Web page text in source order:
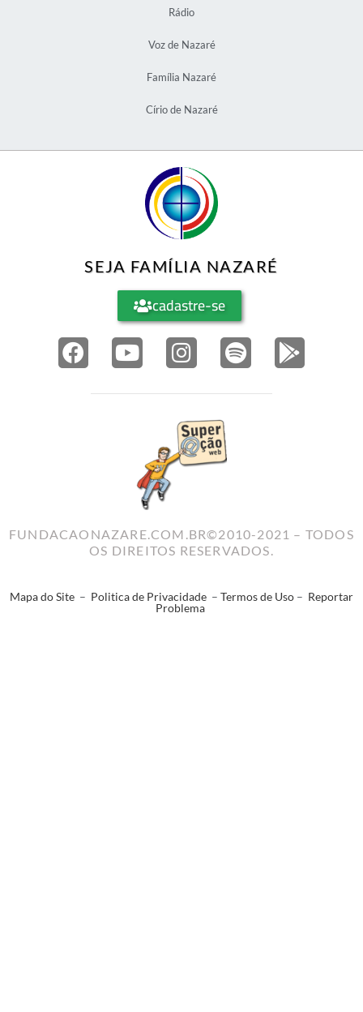
Rádio
Voz de Nazaré
Família Nazaré
Círio de Nazaré
SEJA FAMÍLIA NAZARÉ
cadastre-se
FUNDACAONAZARE.COM.BR©2010-2021 – TODOS
OS DIREITOS RESERVADOS.
Mapa do Site – Politica de Privacidade – Termos de Uso – Reportar
Problema